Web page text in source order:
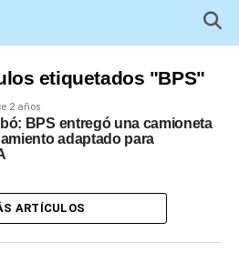
etiquetados "BPS"
2 años
BPS entregó una camioneta
adaptado para
ARTÍCULOS